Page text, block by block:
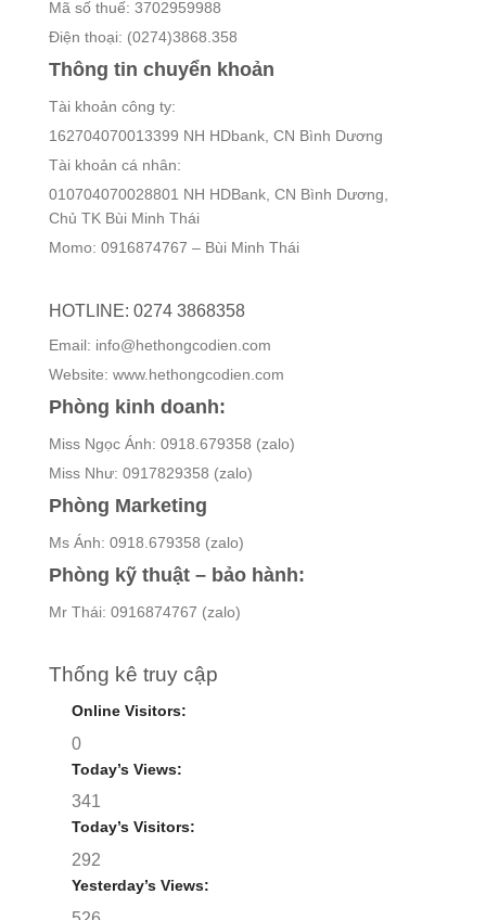
Mã số thuế: 3702959988
Điện thoại: (0274)3868.358
Thông tin chuyển khoản
Tài khoản công ty:
162704070013399 NH HDbank, CN Bình Dương
Tài khoản cá nhân:
010704070028801 NH HDBank, CN Bình Dương,
Chủ TK Bùi Minh Thái
Momo: 0916874767 – Bùi Minh Thái
HOTLINE: 0274 3868358
Email: info@hethongcodien.com
Website: www.hethongcodien.com
Phòng kinh doanh:
Miss Ngọc Ánh: 0918.679358 (zalo)
Miss Như: 0917829358 (zalo)
Phòng Marketing
Ms Ánh: 0918.679358 (zalo)
Phòng kỹ thuật – bảo hành:
Mr Thái: 0916874767 (zalo)
Thống kê truy cập
Online Visitors:
0
Today’s Views:
341
Today’s Visitors:
292
Yesterday’s Views: